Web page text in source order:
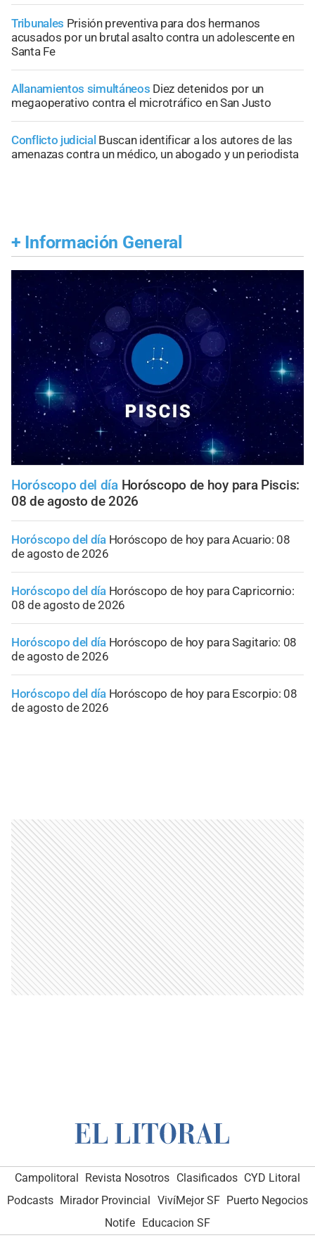
Tribunales Prisión preventiva para dos hermanos
acusados por un brutal asalto contra un adolescente en
Santa Fe
Allanamientos simultáneos Diez detenidos por un
megaoperativo contra el microtráfico en San Justo
Conflicto judicial Buscan identificar a los autores de las
amenazas contra un médico, un abogado y un periodista
+ Información General
Horóscopo del día Horóscopo de hoy para Piscis:
08 de agosto de 2026
Horóscopo del día Horóscopo de hoy para Acuario: 08
de agosto de 2026
Horóscopo del día Horóscopo de hoy para Capricornio:
08 de agosto de 2026
Horóscopo del día Horóscopo de hoy para Sagitario: 08
de agosto de 2026
Horóscopo del día Horóscopo de hoy para Escorpio: 08
de agosto de 2026
Campolitoral Revista Nosotros Clasificados CYD Litoral
Podcasts Mirador Provincial VivíMejor SF Puerto Negocios
Notife Educacion SF